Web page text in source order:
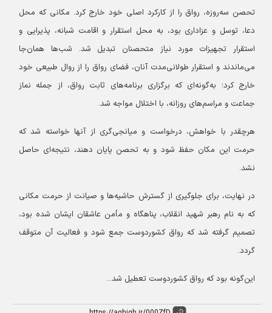
تحصن سه‌روزه، رواق را از کارکرد اصلی خود خارج کرد. مکانی که محل
دعا، توسل و عزاداری بود، به محل استقرار و اقامت شبانه، پذیرایی و
استقرار تجهیزات مورد نیاز متحصنان تبدیل شد. شب‌ها همان‌جا
می‌ماندند و استقرار طولانی‌مدت آنان، فضای رواق را از روال طبیعی خود
خارج کرد؛ به‌گونه‌ای که برگزاری برنامه‌های ثابت رواق، از جمله نماز
جماعت و مراسم‌های روزانه، با اختلال مواجه شد.
هرچقدر با خواهش، درخواست و میانجی‌گری از آنها خواسته شد که
حرمت این مکان حفظ شود و به تحصن پایان دهند، نتیجه‌ای حاصل
نشد.
در نهایت، برای جلوگیری از گسترش حاشیه‌ها و صیانت از حرمت مکانی
که به نام رهبر شهید انقلاب، پناهگاه و مأمن عاشقان ایشان شده بود،
تصمیم گرفته شد که رواق کشوردوست جمع شود و فعالیت آن متوقف
گردد.
این‌گونه بود که رواق کشوردوست تعطیل شد...